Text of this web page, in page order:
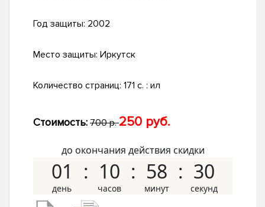
Год защиты: 2002
Место защиты: Иркутск
Количество страниц: 171 с. : ил
Стоимость: 700 р.250 руб.
до окончания действия скидки
01 10 58 29